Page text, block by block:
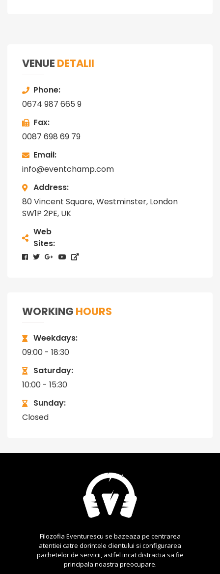
VENUE DETALII
Phone
0674 987 665 9
Fax
0087 698 69 79
Email
info@eventchamp.com
Address
80 Vincent Square, Westminster, London
SW1P 2PE, UK
Web
Sites
WORKING HOURS
Weekdays
09:00 - 18:30
Saturday
10:00 - 15:30
Sunday
Closed
Filozofia Eventurescu se bazeaza pe centrarea
atentiei catre dorintele clientului si configurarea
pachetelor de servicii, astfel incat distractia sa fie
principala noastra preocupare.